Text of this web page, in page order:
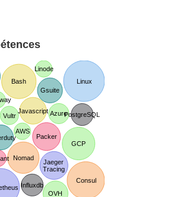
Linux
PostgreSQL
Influxdb
GCP
OVH
AWS
Linode
Vultr Azure
Consul
Nomad
Jaeger
Tracing
Packer
Bash
Javascript
Gsuite